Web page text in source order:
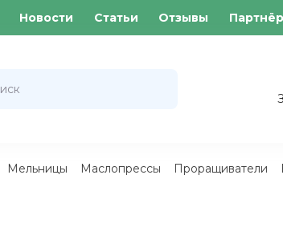
Новости Статьи Отзывы
Мельницы Маслопрессы Проращиватели